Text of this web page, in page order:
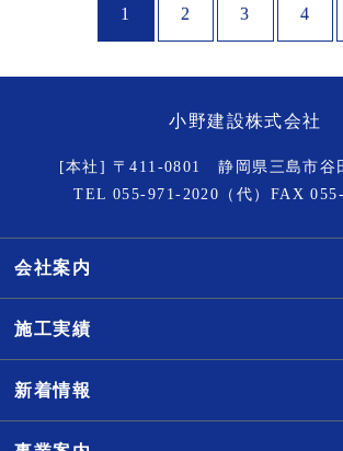
1 2 3 4
小野建設株式会社
[本社] 〒411-0801 静岡県三島市谷
TEL055-971-2020 （代）FAX
会社案内
施工実績
新着情報